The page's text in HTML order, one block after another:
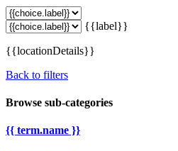
{{label}}
{{locationDetails}}
Back to filters
Browse sub-categories
{{ term.name }}